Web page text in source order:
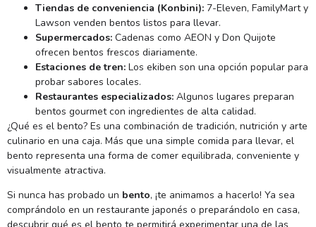
Tiendas de conveniencia (Konbini): 7-Eleven, FamilyMart y
Lawson venden bentos listos para llevar.
Supermercados: Cadenas como AEON y Don Quijote
ofrecen bentos frescos diariamente.
Estaciones de tren: Los ekiben son una opción popular para
probar sabores locales.
Restaurantes especializados: Algunos lugares preparan
bentos gourmet con ingredientes de alta calidad.
¿Qué es el bento? Es una combinación de tradición, nutrición y arte
culinario en una caja. Más que una simple comida para llevar, el
bento representa una forma de comer equilibrada, conveniente y
visualmente atractiva.
Si nunca has probado un bento, ¡te animamos a hacerlo! Ya sea
comprándolo en un restaurante japonés o preparándolo en casa,